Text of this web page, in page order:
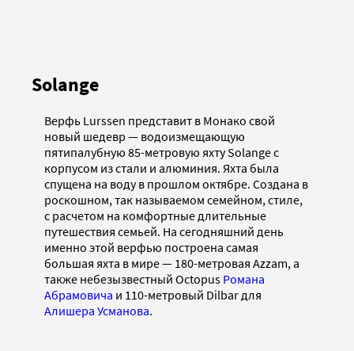
Solange
Верфь Lurssen представит в Монако свой
новый шедевр — водоизмещающую
пятипалубную 85-метровую яхту Solange с
корпусом из стали и алюминия. Яхта была
спущена на воду в прошлом октябре. Создана в
роскошном, так называемом семейном, стиле,
с расчетом на комфортные длительные
путешествия семьей. На сегодняшний день
именно этой верфью построена самая
большая яхта в мире — 180-метровая Azzam, а
также небезызвестный Octopus Романа
Абрамовича и 110-метровый Dilbar для
Алишера Усманова.